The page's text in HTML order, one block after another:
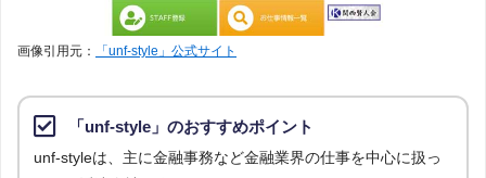
2023年1月
画像引用元： 「unf-style」公式サイト
「unf-style」のおすすめポイント
unf-styleは、主に金融事務など金融業界の仕事を中心に扱っ